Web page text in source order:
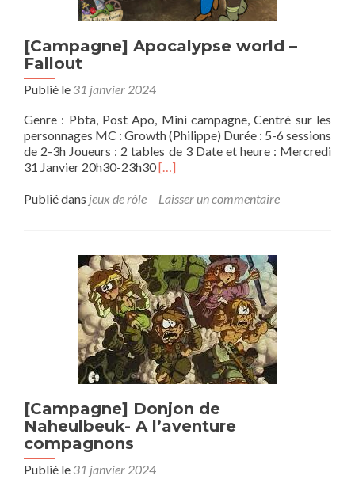
[Campagne] Apocalypse world –
Fallout
Publié le 31 janvier 2024
Genre : Pbta, Post Apo, Mini campagne, Centré sur les
personnages MC : Growth (Philippe) Durée : 5-6 sessions
de 2-3h Joueurs : 2 tables de 3 Date et heure : Mercredi
31 Janvier 20h30-23h30En
plus
–
Fallout
[…]
Publié dans jeux de rôle Laisser un commentaire
[Campagne] Donjon de
Naheulbeuk- A l’aventure
compagnons
Publié le 31 janvier 2024